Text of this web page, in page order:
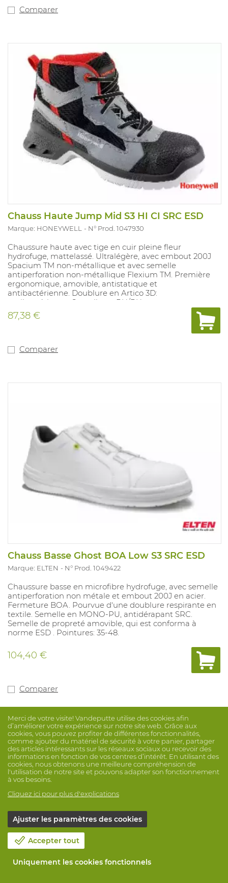
Comparer
Chauss Haute Jump Mid S3 HI CI SRC ESD
Marque: HONEYWELL N° Prod. 1047930
Chaussure haute avec tige en cuir pleine fleur
hydrofuge, mattelassé. Ultralégère, avec embout 200J
Spacium TM non-métallique et avec semelle
antiperforation non-métallique Flexium TM. Première
ergonomique, amovible, antistatique et
antibactérienne. Doublure en Artico 3D:
antibactérienne. Semelle en PU/PU avec une
adhérence parfaite et profile autonettoyant. Certifiée
selon les nouvelles normes dantidérapage. Tailles: 35-49.
87,38 €
Comparer
Chauss Basse Ghost BOA Low S3 SRC ESD
Marque: ELTEN N° Prod. 1049422
Chaussure basse en microfibre hydrofuge, avec semelle
antiperforation non métale et embout 200J en acier.
Fermeture BOA. Pourvue d'une doublure respirante en
textile. Semelle en MONO-PU, antidérapant SRC.
Semelle de propreté amovible, qui est conforma à
norme ESD . Pointures: 35-48.
104,40 €
Comparer
Merci de votre visite! Vandeputte utilise des cookies afin
d’améliorer votre expérience sur notre site web. Grâce aux
cookies, vous pouvez profiter de différentes fonctionnalités,
comme ajouter du matériel de sécurité à votre panier, partager
des articles intéressants sur les réseaux sociaux ou recevoir des
informations en fonction de vos centres d’intérêt. En utilisant des
cookies, nous obtenons une meilleure compréhension de
l'utilisation de notre site et pouvons adapter son fonctionnement
à vos besoins.
Cliquez ici pour plus d'explications
Ajuster les paramètres des cookies
Accepter tout
Uniquement les cookies fonctionnels